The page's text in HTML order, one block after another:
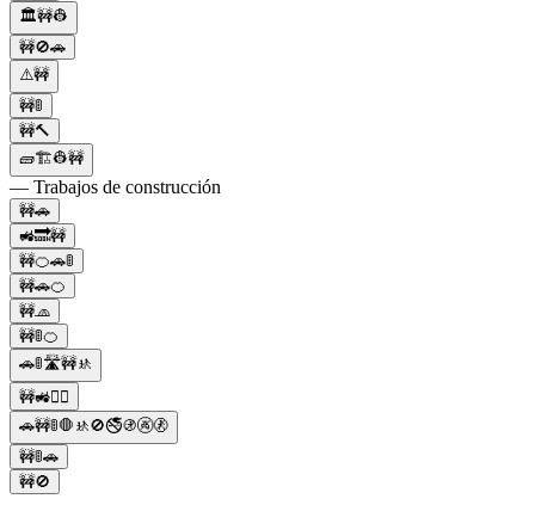
🏛️🚧👷
🚧🚫🚗
⚠️🚧
🚧🚦
🚧🔨
🧱🏗👷🚧
— Trabajos de construcción
🚧🚗
🚜🔜🚧
🚧🍊🚗🚦
🚧🚗🍊
🚧🧢
🚧🚦🍊
🚗🚦🛣️🚧🚸
🚧🚜👷‍♂️
🚗🚧🚦🛑🚸🚫🚭🚯🚱🚷
🚧🚦🚗
🚧🚫